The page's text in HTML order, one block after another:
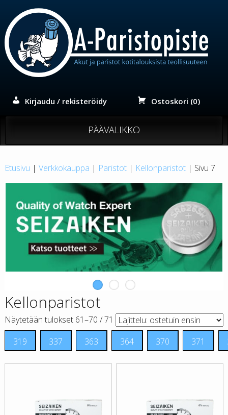
sisältöön
Kirjaudu / rekisteröidy Ostoskori (0)
PÄÄVALIKKO
Etusivu | Verkkokauppa | Paristot| Kellonparistot| Sivu 7
Kellonparistot
Näytetään tulokset 61–70 / 71
Suosituimmat
ensin
319
337 363 364 370 371